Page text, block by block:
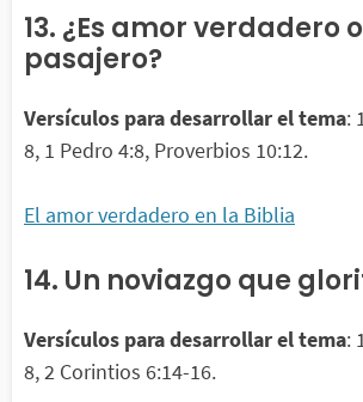
13. ¿Es amor verdadero
pasajero?
Versículos para desarrollar el tema:
8, 1 Pedro 4:8, Proverbios 10:12.
El amor verdadero en la Biblia
14. Un noviazgo que
Versículos para desarrollar el tema:
8, 2 Corintios 6:14-16.